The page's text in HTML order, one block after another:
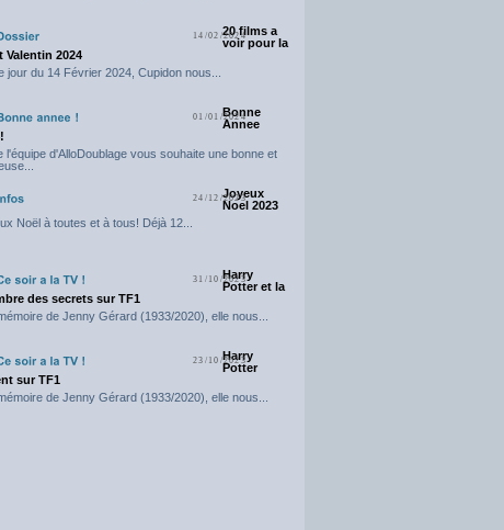
14/02/202420 films a
voir pour la
Valentin 2024
jour du 14 Février 2024, Cupidon nous...
01/01/2024
Bonne
Annee
l'équipe d'AlloDoublage vous souhaite une bonne et
24/12/2023
Joyeux
Noel 2023
Noël à toutes et à tous! Déjà 12...
31/10/2023
Harry
Potter et la
des secrets sur TF1
de Jenny Gérard (1933/2020), elle nous...
23/10/2023
Harry
Potter
sur TF1
de Jenny Gérard (1933/2020), elle nous...